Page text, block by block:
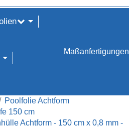
Maßanfertigungen
Poolfolie Achtform
150 cm
Achtform - 150 cm x 0,8 mm -